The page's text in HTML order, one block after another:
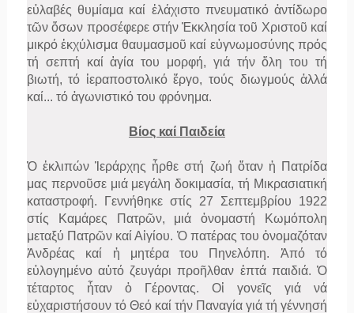
εὐλαβές θυμίαμα καί ἐλάχιστο πνευματικό ἀντίδωρο
τῶν ὅσων προσέφερε στήν Ἐκκλησία τοῦ Χριστοῦ καί
μικρό ἐκχύλισμα θαυμασμοῦ καί εὐγνωμοσύνης πρός
τή σεπτή καί ἁγία του μορφή, γιά τήν ὅλη του τή
βιωτή, τό ἱεραποστολικό ἔργο, τούς διωγμούς ἀλλά
καί... τό ἀγωνιστικό του φρόνημα.
Βίος καί Παιδεία
Ὁ ἐκλιπών Ἱεράρχης ἦρθε στή ζωή ὅταν ἡ Πατρίδα
μας περνοῦσε μιά μεγάλη δοκιμασία, τή Μικρασιατική
καταστροφή. Γεννήθηκε στίς 27 Σεπτεμβρίου 1922
στίς Καμάρες Πατρῶν, μιά ὀνομαστή Κωμόπολη
μεταξύ Πατρῶν καί Αἰγίου. Ὁ πατέρας του ὀνομαζόταν
Ἀνδρέας καί ἡ μητέρα του Πηνελόπη. Ἀπό τό
εὐλογημένο αὐτό ζευγάρι προῆλθαν ἑπτά παιδιά. Ὁ
τέταρτος ἦταν ὁ Γέροντας. Οἱ γονεῖς γιά νά
εὐχαριστήσουν τό Θεό καί τήν Παναγία γιά τή γέννησή